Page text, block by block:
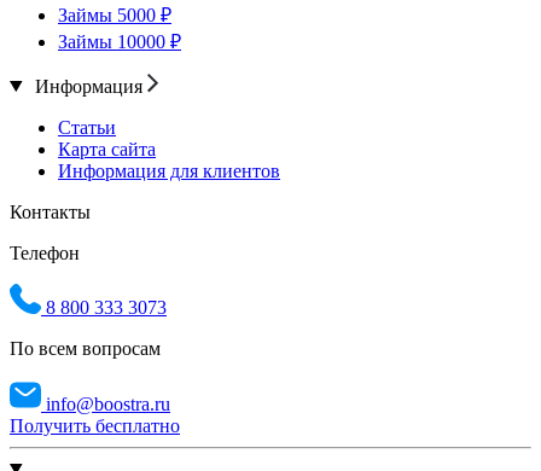
Займы 5000 ₽
Займы 10000 ₽
Информация
Статьи
Карта сайта
Информация для клиентов
Контакты
Телефон
8 800 333 3073
По всем вопросам
info@boostra.ru
Получить бесплатно